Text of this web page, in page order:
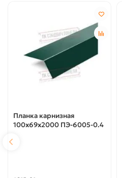
Планка карнизная
100х69х2000 ПЭ-6005-0.4